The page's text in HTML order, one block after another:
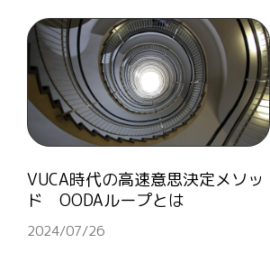
VUCA時代の高速意思決定メソッ
ド OODAループとは
2024/07/26